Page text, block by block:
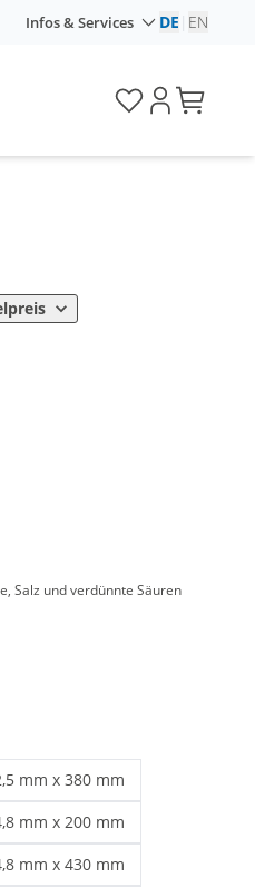
Infos & Services DE EN
Salz und verdünnte Säuren
mm x 260 mm
mm x 380 mm
schwarz | 2,5 mm x
mm x 280 mm
mm x 200 mm
4,8 | 4,8 mm x 200
mm x 430 mm